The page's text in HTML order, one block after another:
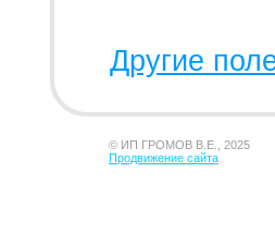
Другие
© ИП ГРОМОВ В.Е., 2025
Продвижение сайта